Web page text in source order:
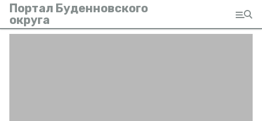
Портал Буденновского
округа